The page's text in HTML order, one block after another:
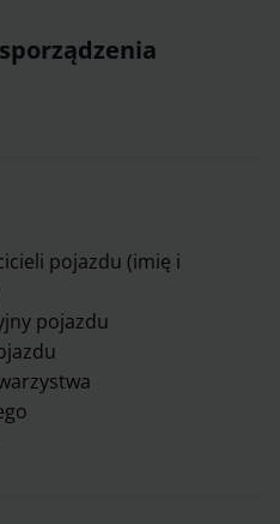
pojazdu (imię i
pojazdu